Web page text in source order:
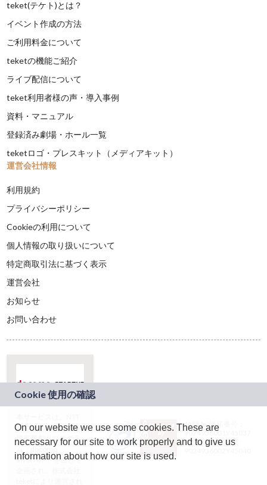
teket(テケト)とは？
イベント作成の方法
ご利用料金について
teketの機能ご紹介
ライブ配信について
teket利用者様の声・導入事例
資料・マニュアル
登録済み劇場・ホール一覧
teketロゴ・プレスキット（メディアキット）
運営会社情報
利用規約
プライバシーポリシー
Cookieの利用について
個人情報の取り扱いについて
特定商取引法に基づく表示
運営会社
お知らせ
お問い合わせ
ドコモグループの新
規事業創出プログラ
ム「docomo
STARTUP」を通じて
JASRAC許諾番号：
9024936001Y45037
JASRAC許諾番号：
On our website we use some cookies. These are
necessary for our site to work properly and to give us
information about how our site is used.